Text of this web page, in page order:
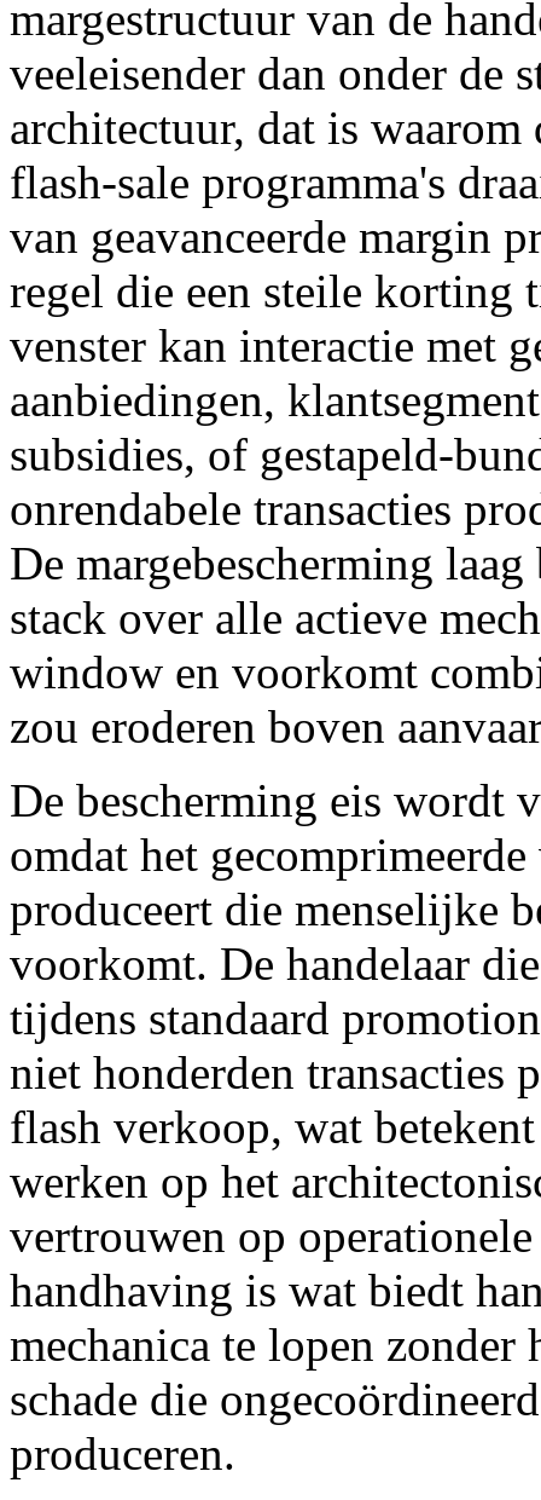
margestructuur van de
veeleisender dan onder de
architectuur, dat is
flash-sale programma's
van geavanceerde margin
regel die een steile korting
venster kan interactie met
aanbiedingen,
subsidies, of gestapeld-
onrendabele transacties
De margebescherming
stack over alle actieve
window en voorkomt
zou eroderen boven
De bescherming eis wordt
omdat het
produceert die menselijke
voorkomt. De handelaar
tijdens standaard
niet honderden transacties
flash verkoop, wat
werken op het
vertrouwen op
handhaving is wat biedt
mechanica te lopen zonder
schade die
produceren.